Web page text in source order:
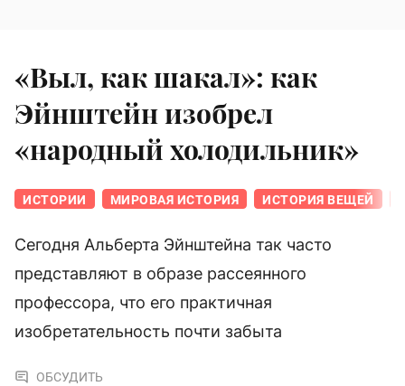
«Выл, как шакал»: как
Эйнштейн изобрел
«народный холодильник»
ИСТОРИИ МИРОВАЯ ИСТОРИЯ ИСТОРИЯ ВЕЩЕЙ
Сегодня Альберта Эйнштейна так часто
представляют в образе рассеянного
профессора, что его практичная
изобретательность почти забыта
ОБСУДИТЬ